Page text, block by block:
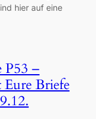
hier auf eine
P53 –
Eure Briefe